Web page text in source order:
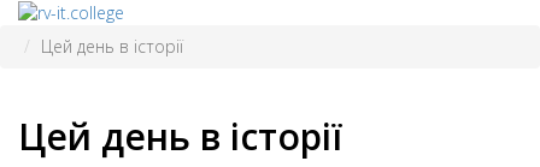
Цей день в історії
Цей день в історії